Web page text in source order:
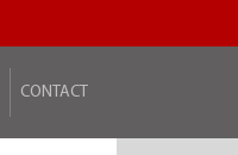
CONTACT